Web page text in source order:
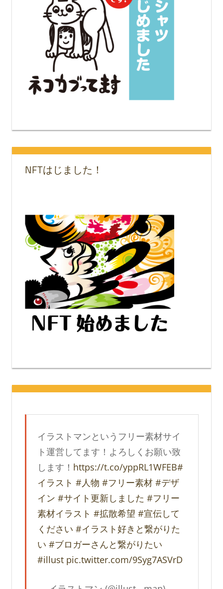
NFTはじました！
イラストマンというフリー素材サイ
ト運営してます！よろしくお願い致
します！ https://t.co/yppRL1WFEB#
イラスト #人物 #フリー素材 #デザ
イン #サイト更新しました #フリー
素材イラスト #拡散希望 #宣伝して
ください #イラスト好きと繋がりた
い #ブロガーさんと繋がりたい
#illust pic.twitter.com/9Syg7ASVrD